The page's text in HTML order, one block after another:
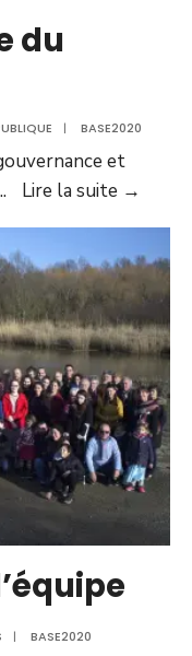
du
| BASE2020
et
Lire la suite →
du
23/
| BASE2020